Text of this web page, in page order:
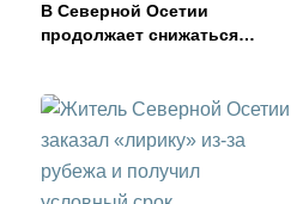
В Северной Осетии
продолжает снижаться